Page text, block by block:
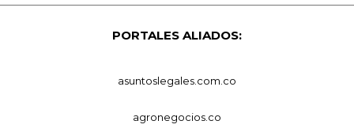
PORTALES ALIADOS:
asuntoslegales.com.co
agronegocios.co